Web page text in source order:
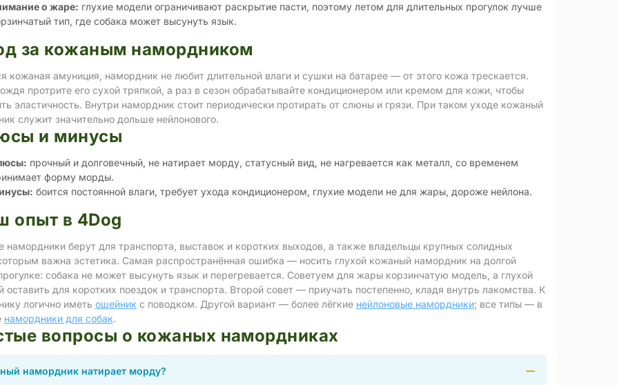
о жаре: глухие модели ограничивают раскрытие пасти, поэтому летом для длительных прогулок лучше
тип, где собака может высунуть язык.
за кожаным намордником
кожаная амуниция, намордник не любит длительной влаги и сушки на батарее — от этого кожа трескается.
протрите его сухой тряпкой, а раз в сезон обрабатывайте кондиционером или кремом для кожи, чтобы
эластичность. Внутри намордник стоит периодически протирать от слюны и грязи. При таком уходе кожаный
служит значительно дольше нейлонового.
и минусы
прочный и долговечный, не натирает морду, статусный вид, не нагревается как металл, со временем
форму морды.
боится постоянной влаги, требует ухода кондиционером, глухие модели не для жары, дороже нейлона.
опыт в 4Dog
намордники берут для транспорта, выставок и коротких выходов, а также владельцы крупных солидных
важна эстетика. Самая распространённая ошибка — носить глухой кожаный намордник на долгой
собака не может высунуть язык и перегревается. Советуем для жары корзинчатую модель, а глухой
оставить для коротких поездок и транспорта. Второй совет — приучать постепенно, кладя внутрь лакомства. К
логично иметь ошейник с поводком. Другой вариант — более лёгкие нейлоновые намордники; все типы — в
намордники для собак.
вопросы о кожаных намордниках
намордник натирает морду?